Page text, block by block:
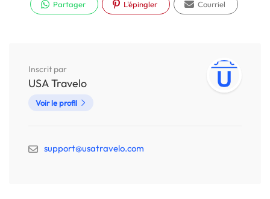
Partager L'épingler Courriel
Inscrit par
USA Travelo
Voir le profil
support@usatravelo.com